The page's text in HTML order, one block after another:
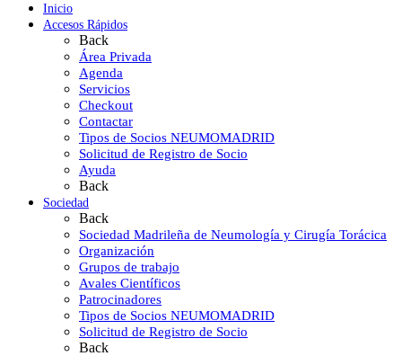
Inicio
Accesos Rápidos
Back
Área Privada
Agenda
Servicios
Checkout
Contactar
Tipos de Socios NEUMOMADRID
Solicitud de Registro de Socio
Ayuda
Back
Sociedad
Back
Sociedad Madrileña de Neumología y Cirugía Torácica
Organización
Grupos de trabajo
Avales Científicos
Patrocinadores
Tipos de Socios NEUMOMADRID
Solicitud de Registro de Socio
Back